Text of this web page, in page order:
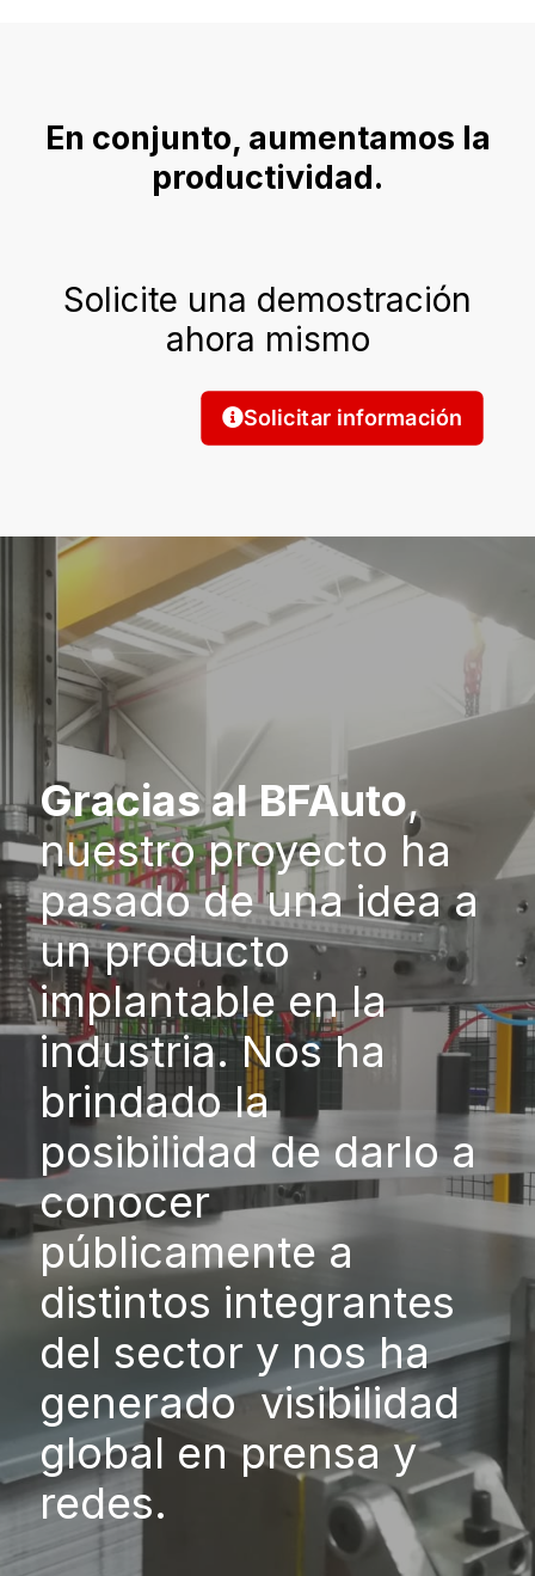
En conjunto, aumentamos la
productividad.
Solicite una demostración
ahora mismo
Solicitar información
Gracias al BFAuto,
nuestro proyecto ha
pasado de una idea a
un producto
implantable en la
industria. Nos ha
brindado la
posibilidad de darlo a
conocer
públicamente a
distintos integrantes
del sector y nos ha
generado visibilidad
global en prensa y
redes.